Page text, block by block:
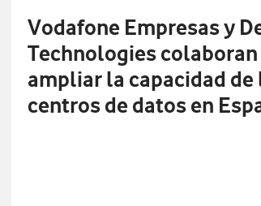
Vodafone Empresas y
Technologies colaboran
ampliar la capacidad de
centros de datos en